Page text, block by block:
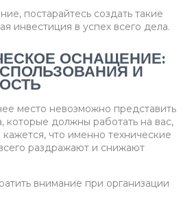
постарайтесь создать такие
инвестиция в успех всего дела.
ОСНАЩЕНИЕ:
И
место невозможно представить
которые должны работать на вас,
что именно технические
раздражают и снижают
внимание при организации